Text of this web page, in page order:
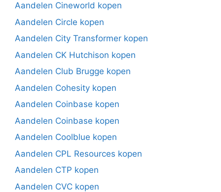
Aandelen Cineworld kopen
Aandelen Circle kopen
Aandelen City Transformer kopen
Aandelen CK Hutchison kopen
Aandelen Club Brugge kopen
Aandelen Cohesity kopen
Aandelen Coinbase kopen
Aandelen Coinbase kopen
Aandelen Coolblue kopen
Aandelen CPL Resources kopen
Aandelen CTP kopen
Aandelen CVC kopen